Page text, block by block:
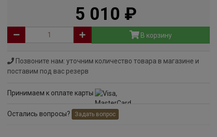
5 010
В корзину
Позвоните нам: уточним количество товара в магазине и
поставим под вас резерв
Принимаем к оплате карты
Остались вопросы? Задать вопрос